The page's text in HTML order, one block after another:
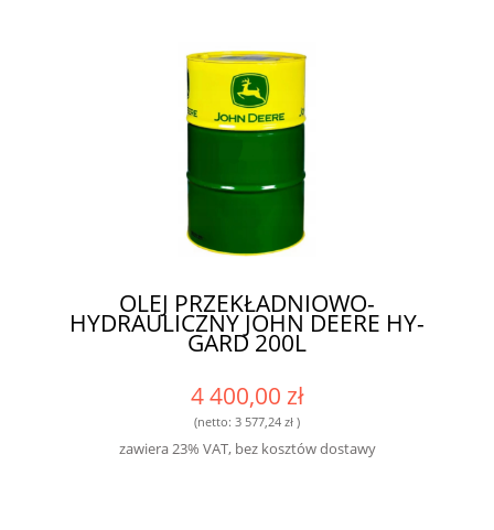
OLEJ PRZEKŁADNIOWO-
HYDRAULICZNY JOHN DEERE HY-
GARD 200L
4 400,00 zł
(netto: 3 577,24 zł )
zawiera 23% VAT, bez kosztów dostawy